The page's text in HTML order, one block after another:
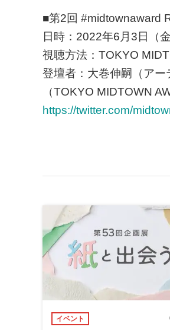
■第2回 #midtownaward
日時：2022年6月3日（
視聴方法：TOKYO
登壇者：大巻伸嗣（ア
（TOKYO MIDTOWN
https://twitter.com/
イベント